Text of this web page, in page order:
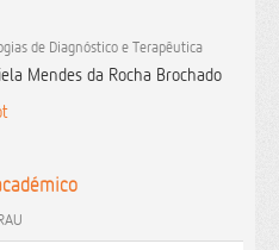
de Diagnóstico e Terapêutica
Mendes da Rocha Brochado